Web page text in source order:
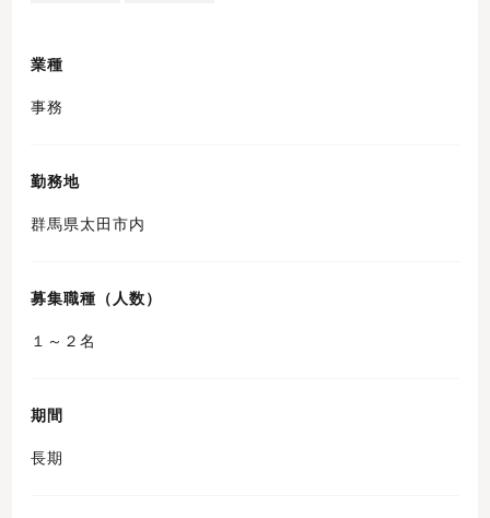
業種
事務
勤務地
群馬県太田市内
募集職種（人数）
１～２名
期間
長期